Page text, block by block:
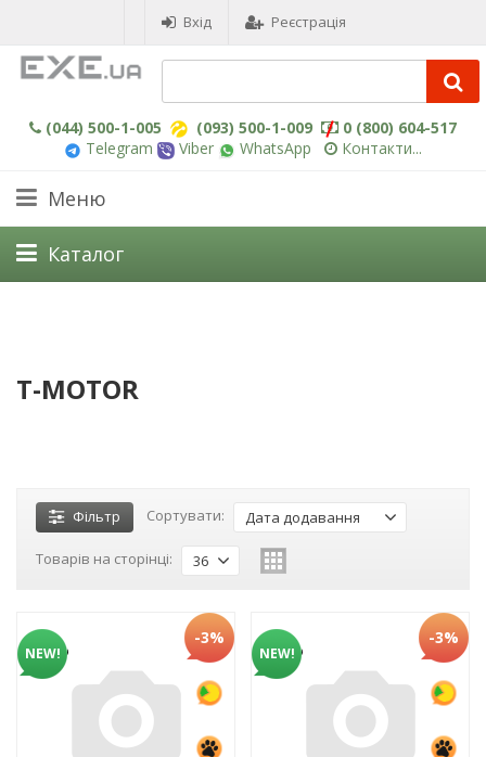
Вхід Реєстрація
(044) 500-1-005 (093) 500-1-009
0 (800) 604-517
Telegram
Viber WhatsApp Контакти...
Меню
Каталог
T-MOTOR
Фільтр Сортувати: Дата додавання
Товарів на сторінці: 36
NEW!
-3%
NEW!
-3%